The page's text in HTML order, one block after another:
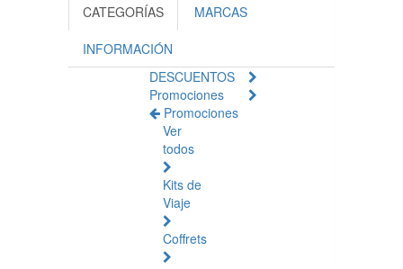
CATEGORÍAS MARCAS
INFORMACIÓN
DESCUENTOS
Promociones
Promociones
Ver
todos
Kits de
Viaje
Coffrets